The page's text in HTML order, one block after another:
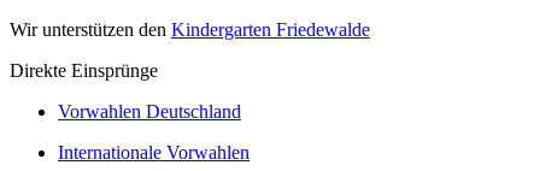
Wir unterstützen den Kindergarten Friedewalde
Direkte Einsprünge
Vorwahlen Deutschland
Internationale Vorwahlen